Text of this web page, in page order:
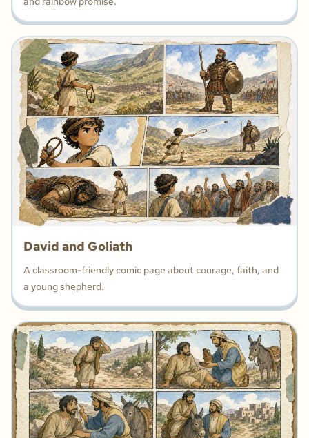
David and Goliath
A classroom-friendly comic page about courage, faith, and
a young shepherd.